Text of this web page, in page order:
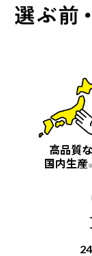
高品質な
国内生産